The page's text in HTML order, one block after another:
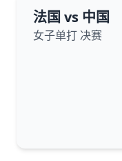
法国 vs 中国
女子单打 决赛